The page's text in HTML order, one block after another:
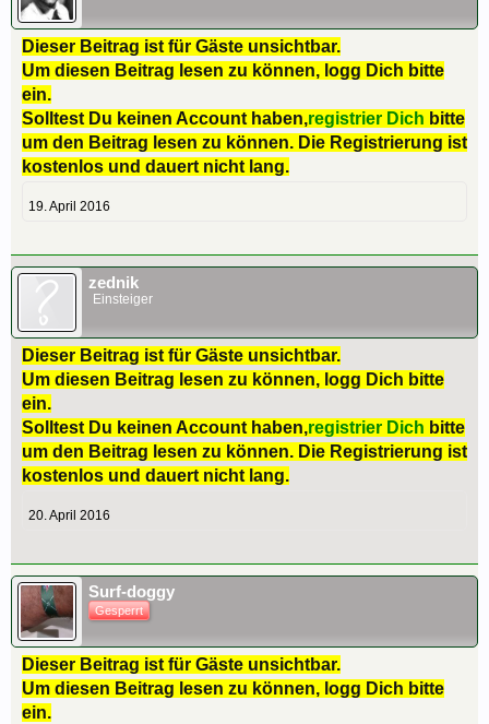
Dieser Beitrag ist für Gäste unsichtbar.
Um diesen Beitrag lesen zu können, logg Dich bitte
ein.
Solltest Du keinen Account haben,registrier Dich bitte
um den Beitrag lesen zu können. Die Registrierung ist
kostenlos und dauert nicht lang.
19. April 2016
zednik
Einsteiger
Dieser Beitrag ist für Gäste unsichtbar.
Um diesen Beitrag lesen zu können, logg Dich bitte
ein.
Solltest Du keinen Account haben,registrier Dich bitte
um den Beitrag lesen zu können. Die Registrierung ist
kostenlos und dauert nicht lang.
20. April 2016
Surf-doggy
Gesperrt
Dieser Beitrag ist für Gäste unsichtbar.
Um diesen Beitrag lesen zu können, logg Dich bitte
ein.